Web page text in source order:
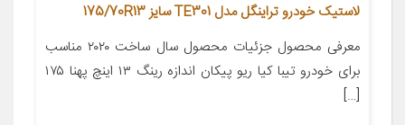
لاستیک خودرو تراینگل مدل TE301 سایز 175/70R13
معرفی محصول جزئیات محصول سال ساخت ۲۰۲۰ مناسب
برای خودرو تیبا کیا ریو پیکان اندازه رینگ ۱۳ اینچ پهنا ۱۷۵
[…]